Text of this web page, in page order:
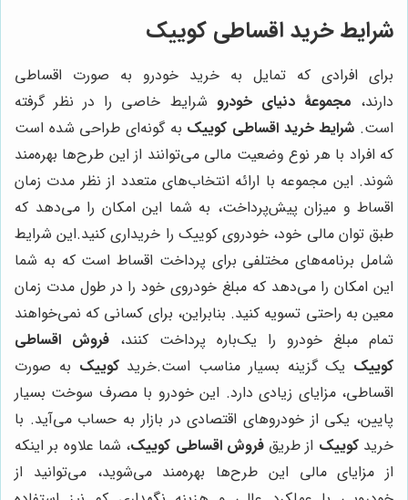
شرایط خرید اقساطی کوییک
برای افرادی که تمایل به خرید خودرو به صورت اقساطی
دارند، مجموعۀ دنیای خودرو شرایط خاصی را در نظر گرفته
است. شرایط خرید اقساطی کوییک به گونه‌ای طراحی شده است
که افراد با هر نوع وضعیت مالی می‌توانند از این طرح‌ها بهره‌مند
شوند. این مجموعه با ارائه انتخاب‌های متعدد از نظر مدت زمان
اقساط و میزان پیش‌پرداخت، به شما این امکان را می‌دهد که
طبق توان مالی خود، خودروی کوییک را خریداری کنید.این شرایط
شامل برنامه‌های مختلفی برای پرداخت اقساط است که به شما
این امکان را می‌دهد که مبلغ خودروی خود را در طول مدت زمان
معین به راحتی تسویه کنید. بنابراین، برای کسانی که نمی‌خواهند
تمام مبلغ خودرو را یک‌باره پرداخت کنند، فروش اقساطی
کوییک یک گزینه بسیار مناسب است.خرید کوییک به صورت
اقساطی، مزایای زیادی دارد. این خودرو با مصرف سوخت بسیار
پایین، یکی از خودروهای اقتصادی در بازار به حساب می‌آید. با
خرید کوییک از طریق فروش اقساطی کوییک، شما علاوه بر اینکه
از مزایای مالی این طرح‌ها بهره‌مند می‌شوید، می‌توانید از